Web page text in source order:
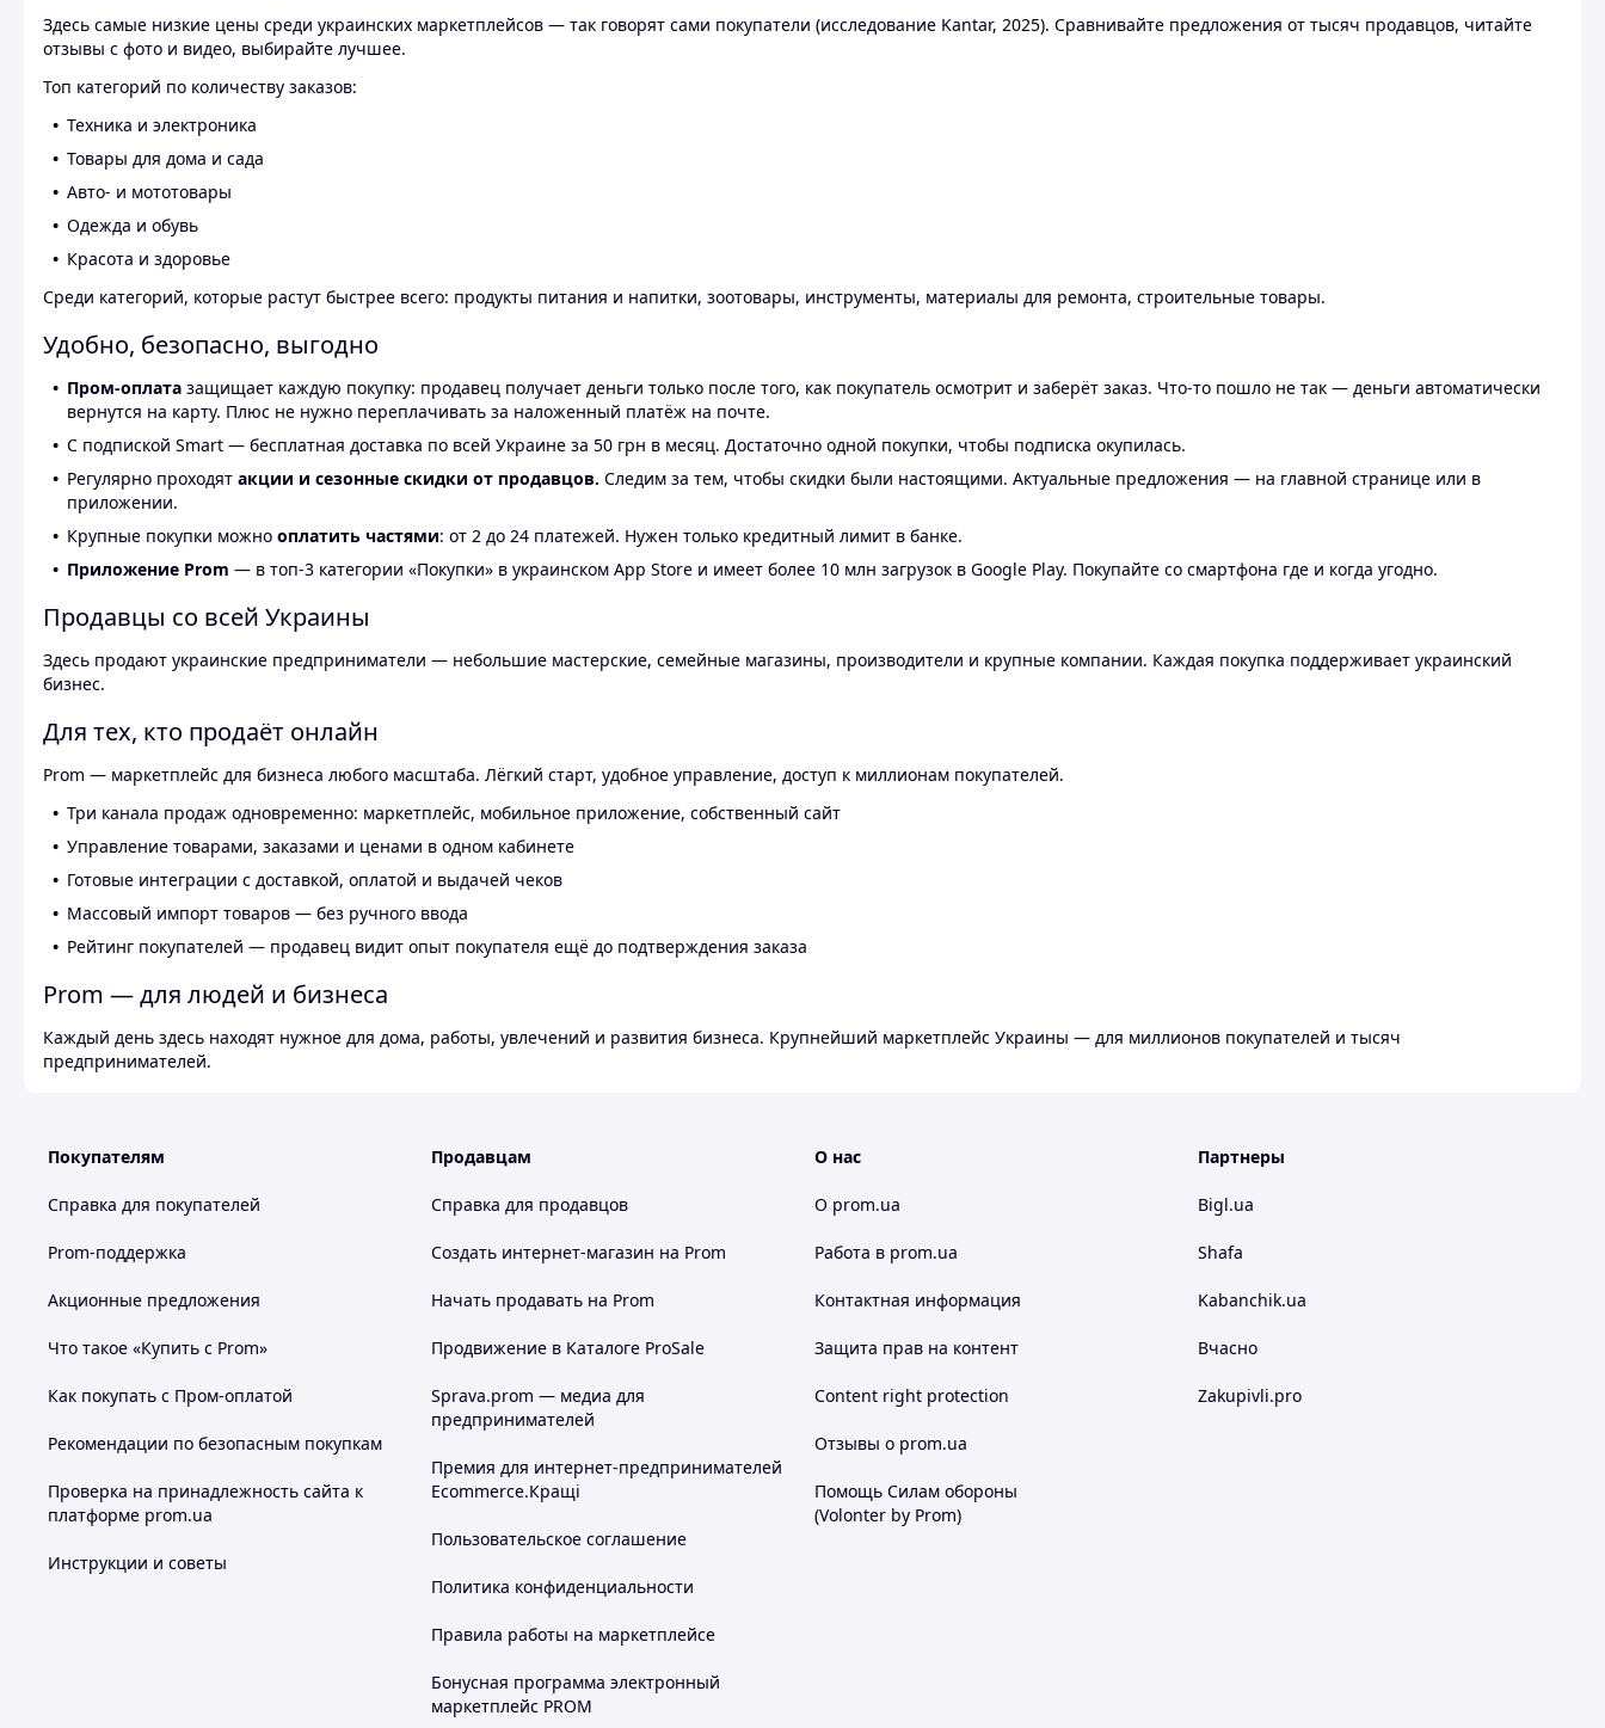
Здесь самые низкие цены среди украинских маркетплейсов — так говорят сами покупатели (исследование Kantar, 2025). Сравнивайте предложения от тысяч продавцов, читайте
отзывы с фото и видео, выбирайте лучшее.
Топ категорий по количеству заказов:
Техника и электроника
Товары для дома и сада
Авто- и мототовары
Одежда и обувь
Красота и здоровье
Среди категорий, которые растут быстрее всего: продукты питания и напитки, зоотовары, инструменты, материалы для ремонта, строительные товары.
Удобно, безопасно, выгодно
Пром-оплата защищает каждую покупку: продавец получает деньги только после того, как покупатель осмотрит и заберёт заказ. Что-то пошло не так — деньги автоматически
вернутся на карту. Плюс не нужно переплачивать за наложенный платёж на почте.
С подпиской Smart — бесплатная доставка по всей Украине за 50 грн в месяц. Достаточно одной покупки, чтобы подписка окупилась.
Регулярно проходят акции и сезонные скидки от продавцов. Следим за тем, чтобы скидки были настоящими. Актуальные предложения — на главной странице или в
приложении.
Крупные покупки можно оплатить частями: от 2 до 24 платежей. Нужен только кредитный лимит в банке.
Приложение Prom — в топ-3 категории «Покупки» в украинском App Store и имеет более 10 млн загрузок в Google Play. Покупайте со смартфона где и когда угодно.
Продавцы со всей Украины
Здесь продают украинские предприниматели — небольшие мастерские, семейные магазины, производители и крупные компании. Каждая покупка поддерживает украинский
бизнес.
Для тех, кто продаёт онлайн
Prom — маркетплейс для бизнеса любого масштаба. Лёгкий старт, удобное управление, доступ к миллионам покупателей.
Три канала продаж одновременно: маркетплейс, мобильное приложение, собственный сайт
Управление товарами, заказами и ценами в одном кабинете
Готовые интеграции с доставкой, оплатой и выдачей чеков
Массовый импорт товаров — без ручного ввода
Рейтинг покупателей — продавец видит опыт покупателя ещё до подтверждения заказа
Prom — для людей и бизнеса
Каждый день здесь находят нужное для дома, работы, увлечений и развития бизнеса. Крупнейший маркетплейс Украины — для миллионов покупателей и тысяч
предпринимателей.
Покупателям
Справка для покупателей
Prom-поддержка
Акционные предложения
Что такое «Купить с Prom»
Как покупать с Пром-оплатой
Рекомендации по безопасным покупкам
Проверка на принадлежность сайта к
платформе prom.ua
Инструкции и советы
Продавцам
Справка для продавцов
Создать интернет-магазин на Prom
Начать продавать на Prom
Продвижение в Каталоге ProSale
Sprava.prom — медиа для
предпринимателей
Премия для интернет-предпринимателей
Ecommerce.Кращі
Пользовательское соглашение
Политика конфиденциальности
Правила работы на маркетплейсе
Бонусная программа электронный
маркетплейс PROM
О нас
О prom.ua
Работа в prom.ua
Контактная информация
Защита прав на контент
Content right protection
Отзывы о prom.ua
Помощь Силам обороны
(Volonter by Prom)
Партнеры
Bigl.ua
Shafa
Kabanchik.ua
Вчасно
Zakupivli.pro